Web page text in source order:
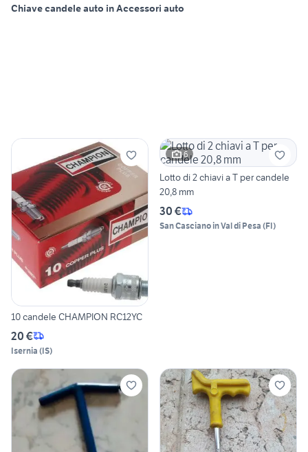
Chiave candele auto in Accessori auto
10 candele CHAMPION RC12YC
20 €
Isernia (IS)
6
Lotto di 2 chiavi a T per candele
20,8 mm
30 €
San Casciano in Val di Pesa (FI)